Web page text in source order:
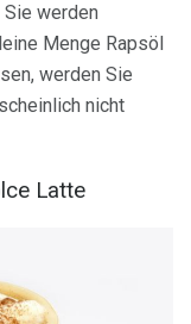
Sie werden
Menge Rapsöl
werden Sie
nicht
Latte